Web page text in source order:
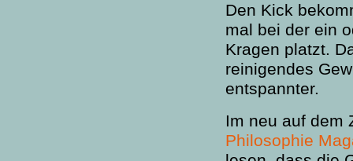
Den Kick
mal bei der ein
Kragen platzt.
reinigendes
entspannter.
Im neu auf dem
Philosophie